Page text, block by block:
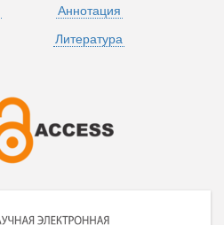
Аннотация
Литература